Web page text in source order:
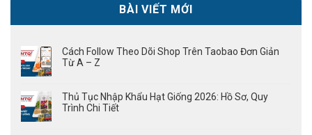
BÀI VIẾT MỚI
Cách Follow Theo Dõi Shop Trên Taobao Đơn Giản
Từ A – Z
Thủ Tục Nhập Khẩu Hạt Giống 2026: Hồ Sơ, Quy
Trình Chi Tiết